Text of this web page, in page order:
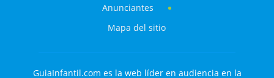
Anunciantes
Mapa del sitio
GuiaInfantil.com es la web líder en audiencia en la